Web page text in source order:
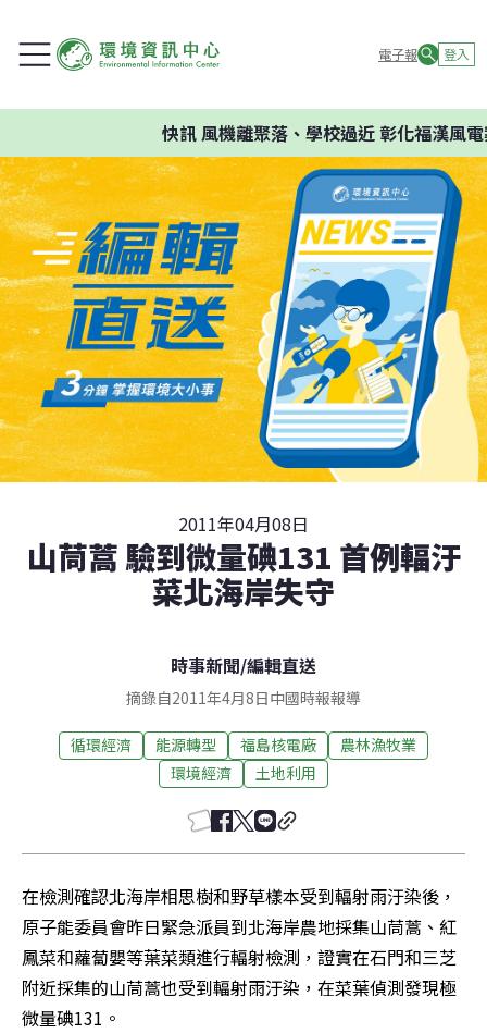
電子報 登入
快訊風機離聚落、學校過近 彰化福漢風電
2011年04月08日
山茼蒿 驗到微量碘131 首例輻汙
菜北海岸失守
時事新聞/編輯直送
摘錄自2011年4月8日中國時報報導
循環經濟 能源轉型 福島核電廠
農林漁牧業
環境經濟
土地利用
在檢測確認北海岸相思樹和野草樣本受到輻射雨汙染後，
原子能委員會昨日緊急派員到北海岸農地採集山茼蒿、紅
鳳菜和蘿蔔嬰等葉菜類進行輻射檢測，證實在石門和三芝
附近採集的山茼蒿也受到輻射雨汙染，在菜葉偵測發現極
微量碘131。